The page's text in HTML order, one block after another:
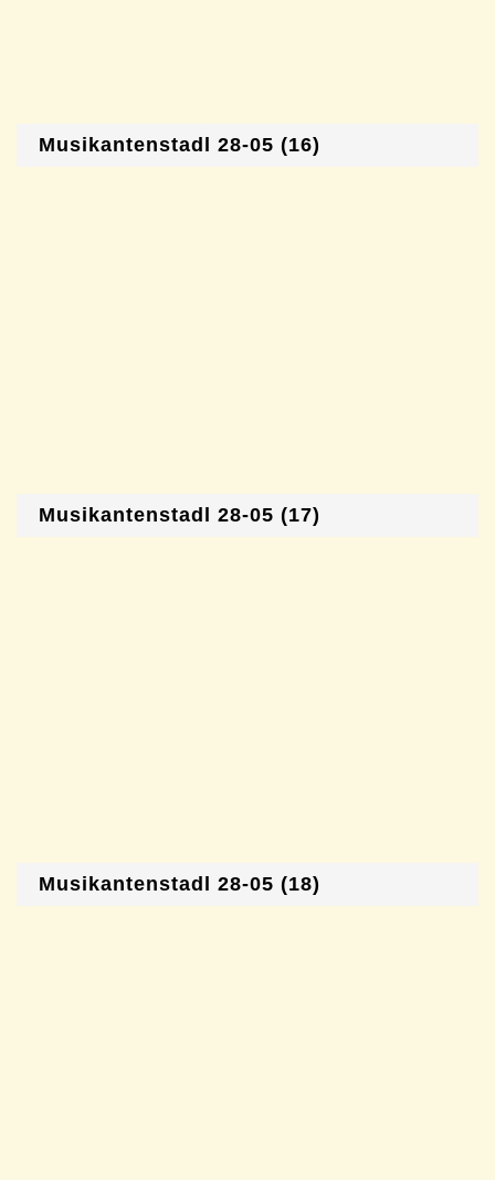
Musikantenstadl 28-05 (16)
Musikantenstadl 28-05 (17)
Musikantenstadl 28-05 (18)